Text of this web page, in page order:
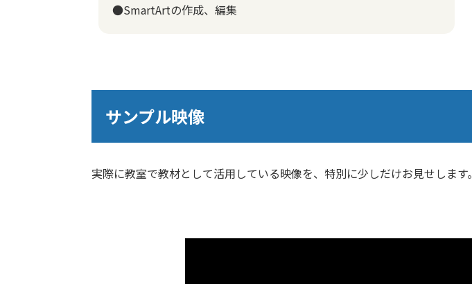
●SmartArtの作成、編集
サンプル映像
実際に教室で教材として活用している映像を、特別に少しだけお見せします。